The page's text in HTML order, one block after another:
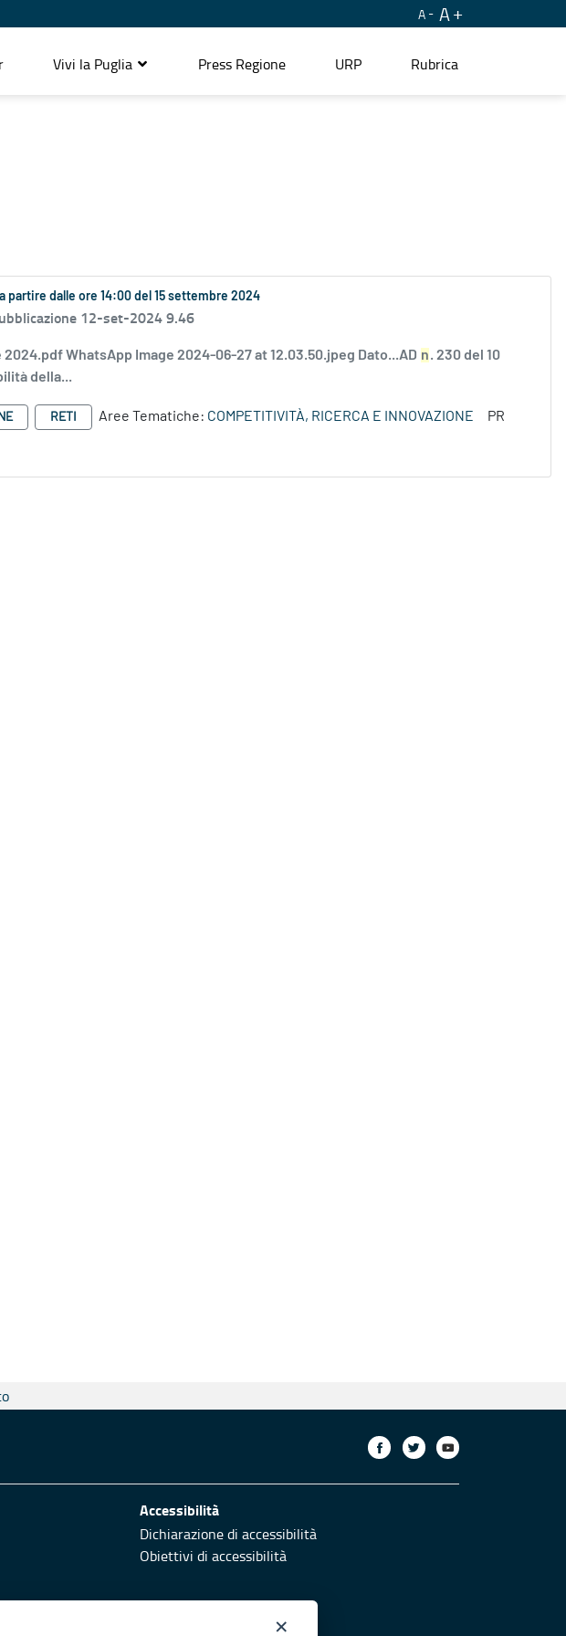
A A
Vivi la Puglia Press Regione URP Rubrica
partire dalle ore 14:00 del 15 settembre 2024
12-set-2024 9.46
WhatsApp Image 2024-06-27 at 12.03.50.jpeg Dato...AD n. 230 del 10
della...
RETI Aree Tematiche: COMPETITIVITÀ, RICERCA E INNOVAZIONE
PR
Accessibilità
Dichiarazione di accessibilità
Obiettivi di accessibilità
×